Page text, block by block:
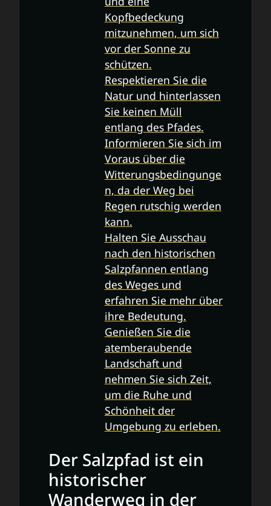
Kopfbedeckung
mitzunehmen, um sich
vor der Sonne zu
schützen.
Respektieren Sie die
Natur und hinterlassen
Sie keinen Müll
entlang des Pfades.
Informieren Sie sich im
Voraus über die
Witterungsbedingunge
n, da der Weg bei
Regen rutschig werden
kann.
Halten Sie Ausschau
nach den historischen
Salzpfannen entlang
des Weges und
erfahren Sie mehr über
ihre Bedeutung.
Genießen Sie die
atemberaubende
Landschaft und
nehmen Sie sich Zeit,
um die Ruhe und
Schönheit der
Umgebung zu erleben.
Der Salzpfad ist ein
historischer
Wanderweg in der